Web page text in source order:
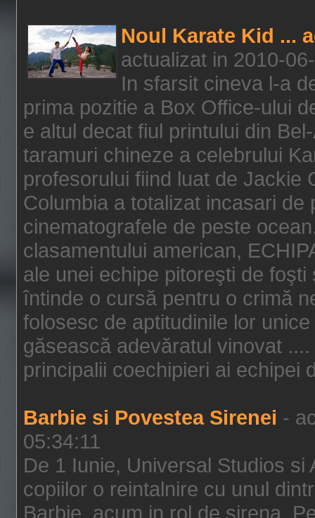
Noul Karate Kid ...
actualizat in 2010-
In sfarsit cineva l-a
prima pozitie a Box Office-ului
e altul decat fiul printului din
taramuri chineze a celebrului
profesorului fiind luat de Jackie
Columbia a totalizat incasari
cinematografele de peste
clasamentului american,
ale unei echipe pitoreşti de
întinde o cursă pentru o crimă
folosesc de aptitudinile lor
găsească adevăratul vinovat
principalii coechipieri ai echipei
Barbie si Povestea Sirenei -
05:34:11
De 1 Iunie, Universal Studios si
copiilor o reintalnire cu unul
Barbie, acum in rol de sirena.